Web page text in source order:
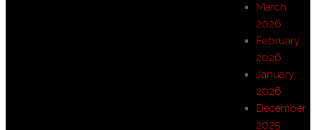
March
2026
February
2026
January
2026
December
2025